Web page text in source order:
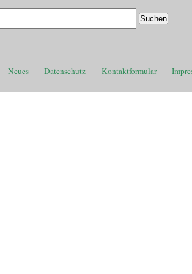
Neues Datenschutz Kontaktformular